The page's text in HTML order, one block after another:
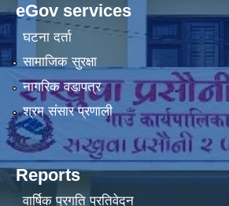
eGov services
घटना दर्ता
सामाजिक सुरक्षा
नागरिक वडापत्र
श्रम संसार प्रणाली
Reports
वार्षिक प्रगति प्रतिवेदन